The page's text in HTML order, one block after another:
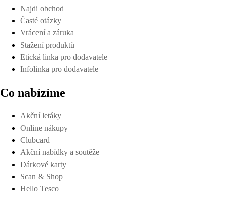
Najdi obchod
Časté otázky
Vrácení a záruka
Stažení produktů
Etická linka pro dodavatele
Infolinka pro dodavatele
Co nabízíme
Akční letáky
Online nákupy
Clubcard
Akční nabídky a soutěže
Dárkové karty
Scan & Shop
Hello Tesco